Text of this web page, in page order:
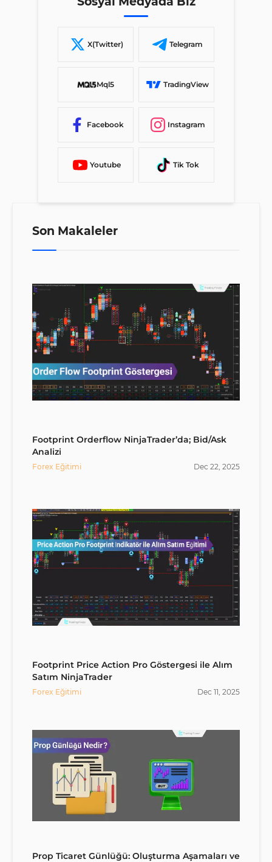
X(Twitter) Telegram
Mql5 TradingView
Facebook Instagram
Youtube Tik Tok
Son Makaleler
Footprint Orderflow NinjaTrader’da; Bid/Ask
Analizi
Forex Eğitimi Dec 22, 2025
Footprint Price Action Pro Göstergesi ile Alım
Satım NinjaTrader
Forex Eğitimi Dec 11, 2025
Prop Ticaret Günlüğü: Oluşturma Aşamaları ve